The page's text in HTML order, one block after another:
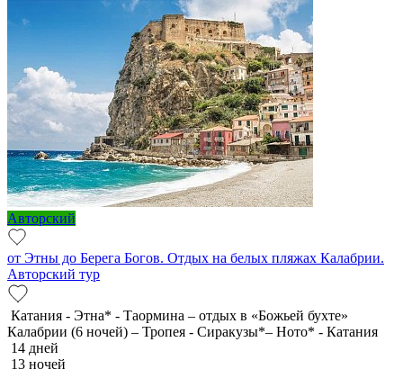
Авторский
от Этны до Берега Богов. Отдых на белых пляжах Калабрии.
Авторский тур
Катания - Этна* - Таормина – отдых в «Божьей бухте»
Калабрии (6 ночей) – Тропея - Сиракузы*– Ното* - Катания
14 дней
13 ночей